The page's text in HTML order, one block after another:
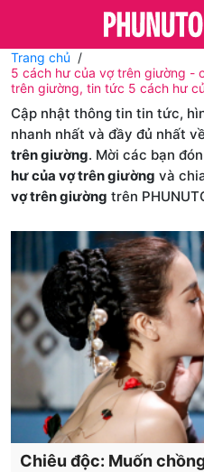
Trang chủ
5 cách hư của vợ trên giường -
trên giường, tin tức 5 cách hư
Cập nhật thông tin tin tức,
nhanh nhất và đầy đủ nhất
trên giường. Mời các bạn
hư của vợ trên giường và
vợ trên giường trên
Chiêu độc: Muốn